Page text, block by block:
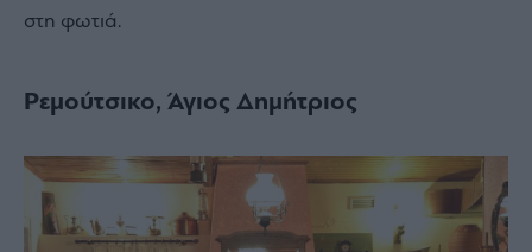
στη φωτιά.
Ρεμούτσικο, Άγιος Δημήτριος